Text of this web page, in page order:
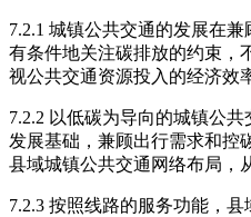
7.2.1 城镇公共交通的发展在
有条件地关注碳排放的约束，
视公共交通资源投入的经济效
7.2.2 以低碳为导向的城镇公
发展基础，兼顾出行需求和控
县域城镇公共交通网络布局，
7.2.3 按照线路的服务功能，